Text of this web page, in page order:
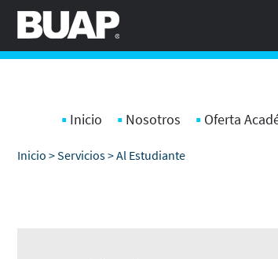
Pasar al contenido principal
Inicio Nosotros Oferta
Inicio >Servicios> Al Estudiante